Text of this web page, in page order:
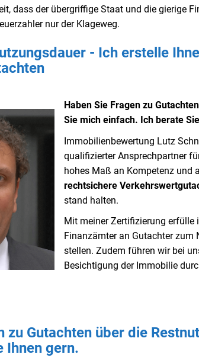
dass der übergriffige Staat und die gierige
nur der Klageweg.
- Ich erstelle
Haben Sie Fragen zu
Sie mich einfach. Ich berate
Immobilienbewertung Lutz
qualifizierter Ansprechpartner
hohes Maß an Kompetenz und
rechtsichere
stand halten.
Mit meiner Zertifizierung erfülle
Finanzämter an Gutachter zum
stellen. Zudem führen wir bei
Besichtigung der Immobilie
zu Gutachten über die
Ihnen gern.